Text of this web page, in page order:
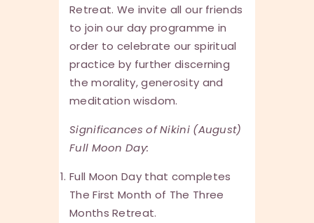
Retreat. We invite all our friends
to join our day programme in
order to celebrate our spiritual
practice by further discerning
the morality, generosity and
meditation wisdom.
Significances of Nikini (August)
Full Moon Day:
Full Moon Day that completes
The First Month of The Three
Months Retreat.